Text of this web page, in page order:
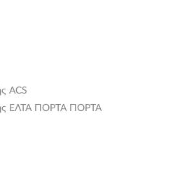
ACS
ΕΛΤΑ ΠΟΡΤΑ ΠΟΡΤΑ